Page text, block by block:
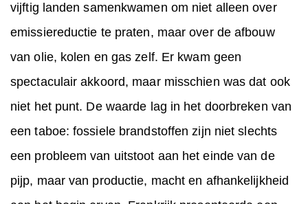
vijftig landen samenkwamen om niet alleen over
emissiereductie te praten, maar over de afbouw
van olie, kolen en gas zelf. Er kwam geen
spectaculair akkoord, maar misschien was dat ook
niet het punt. De waarde lag in het doorbreken van
een taboe: fossiele brandstoffen zijn niet slechts
een probleem van uitstoot aan het einde van de
pijp, maar van productie, macht en afhankelijkheid